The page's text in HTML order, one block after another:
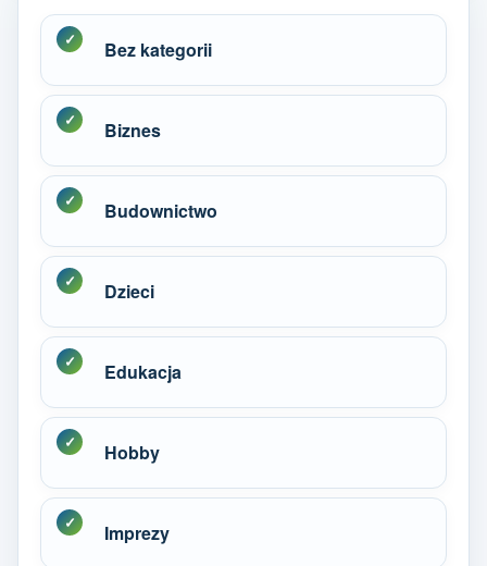
Bez kategorii
Biznes
Budownictwo
Dzieci
Edukacja
Hobby
Imprezy